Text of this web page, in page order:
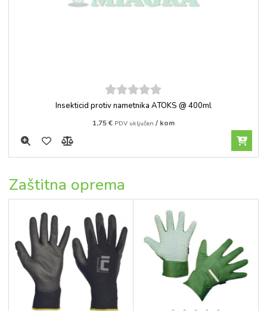
5out of
Insekticid protiv nametnika ATOKS @ 400ml
1,75€ PDV uključen / kom
Zaštitna oprema